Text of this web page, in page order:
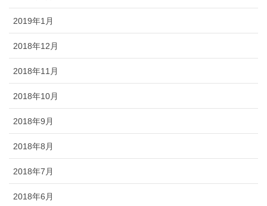
2019年1月
2018年12月
2018年11月
2018年10月
2018年9月
2018年8月
2018年7月
2018年6月